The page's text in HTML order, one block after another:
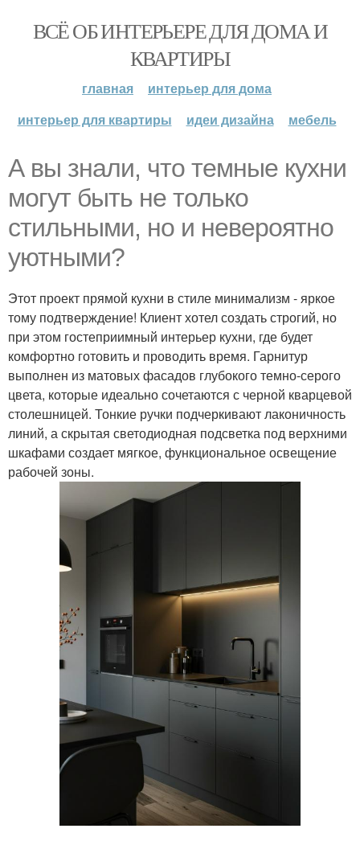
ВСЁ ОБ ИНТЕРЬЕРЕ ДЛЯ ДОМА И
КВАРТИРЫ
главная
интерьер для дома
интерьер для квартиры
идеи дизайна мебель
А вы знали, что темные кухни
могут быть не только
стильными, но и невероятно
уютными?
Этот проект прямой кухни в стиле минимализм - яркое
тому подтверждение! Клиент хотел создать строгий, но
при этом гостеприимный интерьер кухни, где будет
комфортно готовить и проводить время. Гарнитур
выполнен из матовых фасадов глубокого темно-серого
цвета, которые идеально сочетаются с черной кварцевой
столешницей. Тонкие ручки подчеркивают лаконичность
линий, а скрытая светодиодная подсветка под верхними
шкафами создает мягкое, функциональное освещение
рабочей зоны.